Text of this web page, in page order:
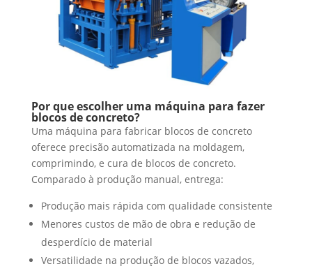
Por que escolher uma máquina para fazer
blocos de concreto?
Uma máquina para fabricar blocos de concreto
oferece precisão automatizada na moldagem,
comprimindo, e cura de blocos de concreto.
Comparado à produção manual, entrega:
Produção mais rápida com qualidade consistente
Menores custos de mão de obra e redução de
desperdício de material
Versatilidade na produção de blocos vazados,